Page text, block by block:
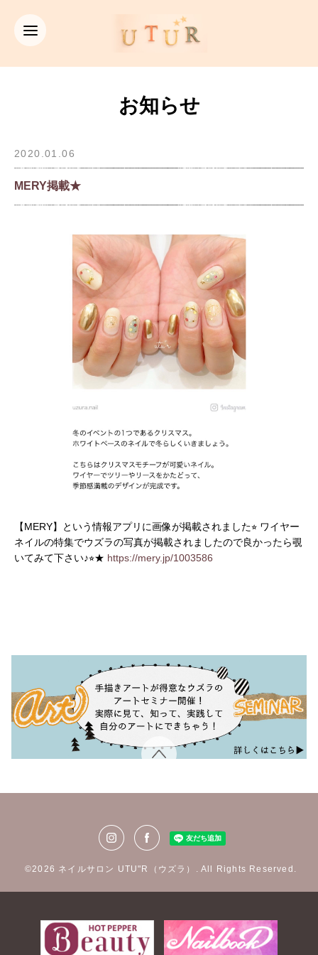
お知らせ
2020.01.06
MERY掲載★
【MERY】という情報アプリに画像が掲載されました⭐︎ ワイヤー
ネイルの特集でウズラの写真が掲載されましたので良かったら覗
いてみて下さい♪⭐︎★ https://mery.jp/1003586
©2026 ネイルサロン UTU"R（ウズラ） . All Rights Reserved.